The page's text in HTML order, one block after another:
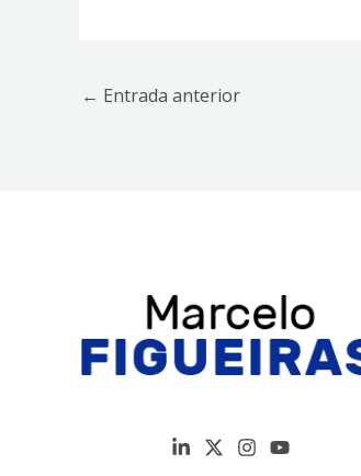
← Entrada anterior